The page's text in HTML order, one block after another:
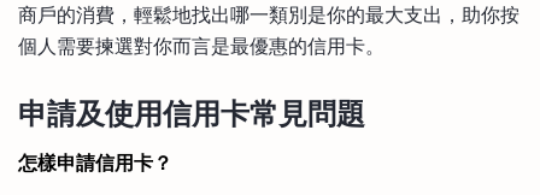
商戶的消費，輕鬆地找出哪一類別是你的最大支出，助你按
個人需要揀選對你而言是最優惠的信用卡。
申請及使用信用卡常見問題
怎樣申請信用卡？